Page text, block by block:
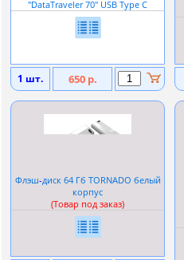
''DataTraveler 70'' USB Type C
1 шт. 650 р.
Флэш-диск 64 Гб TORNADO белый
корпус
(Товар под заказ)